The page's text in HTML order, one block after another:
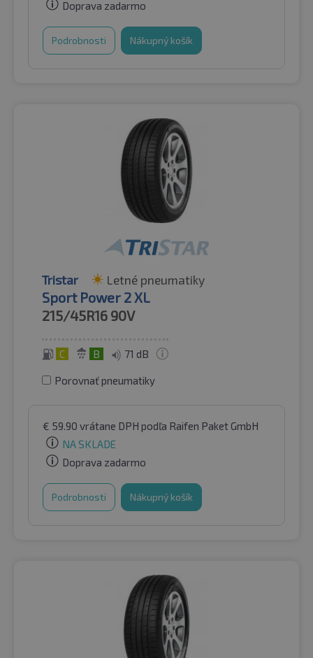
Doprava zadarmo
Podrobnosti Nákupný košík
Tristar Letné pneumatiky
Sport Power 2 XL
215/45R16 90V
C B 71 dB
Porovnať pneumatiky
€ 59.90 vrátane DPH podľa Raifen Paket GmbH
NA SKLADE
Doprava zadarmo
Podrobnosti Nákupný košík